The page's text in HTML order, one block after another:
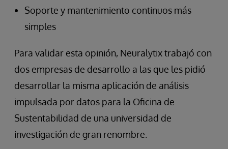
Soporte y mantenimiento continuos más
simples
Para validar esta opinión, Neuralytix trabajó con
dos empresas de desarrollo a las que les pidió
desarrollar la misma aplicación de análisis
impulsada por datos para la Oficina de
Sustentabilidad de una universidad de
investigación de gran renombre.